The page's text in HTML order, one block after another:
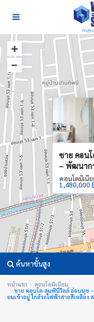
ขาย คอน
– พัฒนาก
คอนโดมิเนี
1,480,000
ค้นหาขั้นสูง
หน้าแรก
คอนโดมิเนียม
ขาย คอนโด ลุมพินีวิลล์ อ่อนนุช
อมเข้าอยู่ ใกล้รถไฟฟ้าสายสีเหลือง